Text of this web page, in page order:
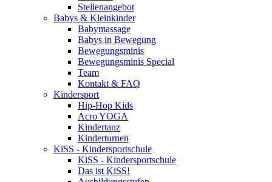
Stellenangebot
Babys & Kleinkinder
Babymassage
Babys in Bewegung
Bewegungsminis
Bewegungsminis Special
Team
Kontakt & FAQ
Kindersport
Hip-Hop Kids
Acro YOGA
Kindertanz
Kinderturnen
KiSS - Kindersportschule
KiSS - Kindersportschule
Das ist KiSS!